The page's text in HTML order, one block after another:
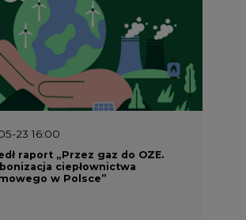
23 16:00
raport „Przez gaz do OZE.
ciepłownictwa
w Polsce”